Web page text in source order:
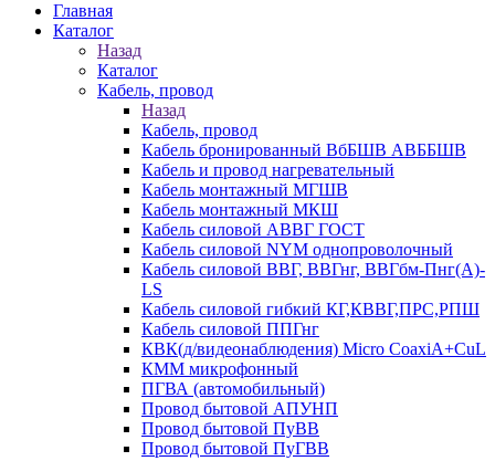
Главная
Каталог
Назад
Каталог
Кабель, провод
Назад
Кабель, провод
Кабель бронированный ВбБШВ АВББШВ
Кабель и провод нагревательный
Кабель монтажный МГШВ
Кабель монтажный МКШ
Кабель силовой АВВГ ГОСТ
Кабель силовой NYM однопроволочный
Кабель силовой ВВГ, ВВГнг, ВВГбм-Пнг(А)-
LS
Кабель силовой гибкий КГ,КВВГ,ПРС,РПШ
Кабель силовой ППГнг
КВК(д/видеонаблюдения) Micro CoaxiA+CuL
КММ микрофонный
ПГВА (автомобильный)
Провод бытовой АПУНП
Провод бытовой ПуВВ
Провод бытовой ПуГВВ